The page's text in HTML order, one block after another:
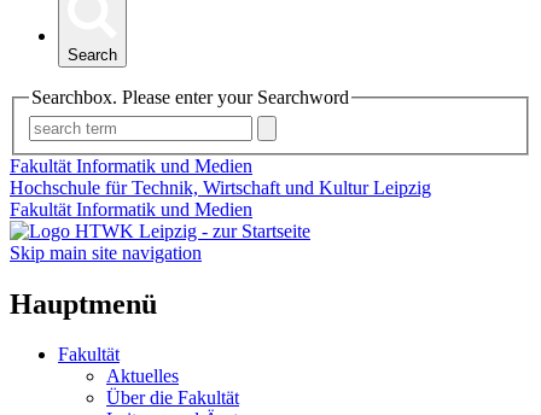
Search
Searchbox. Please enter your Searchword
Fakultät Informatik und Medien
Hochschule für Technik, Wirtschaft und Kultur Leipzig
Fakultät Informatik und Medien
Skip main site navigation
Hauptmenü
Fakultät
Aktuelles
Über die Fakultät